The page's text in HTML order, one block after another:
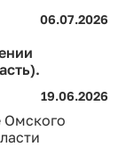
Омского
06.07.2026
19.06.2026